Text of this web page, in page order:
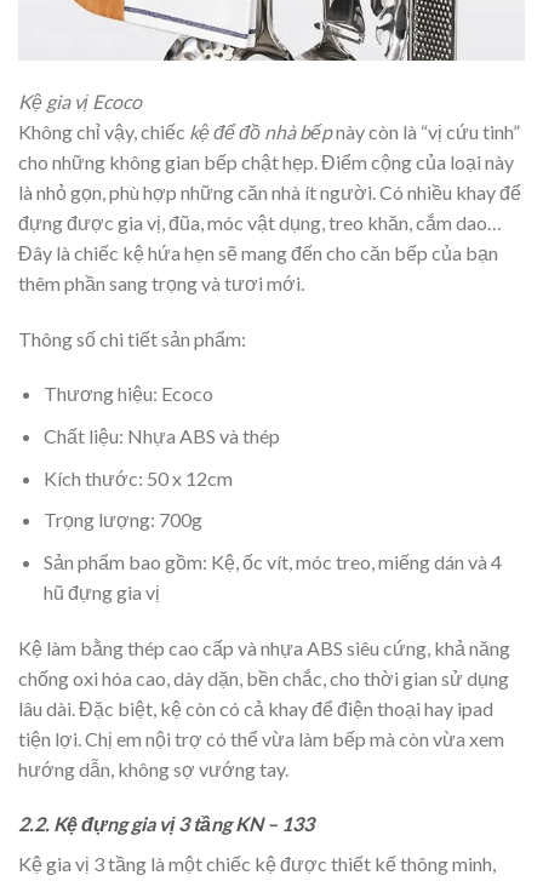
Kệ gia vị Ecoco
Không chỉ vậy, chiếc kệ để đồ nhà bếpnày còn là “vị cứu tinh”
cho những không gian bếp chật hẹp. Điểm cộng của loại này
là nhỏ gọn, phù hợp những căn nhà ít người. Có nhiều khay để
đựng được gia vị, đũa, móc vật dụng, treo khăn, cắm dao…
Đây là chiếc kệ hứa hẹn sẽ mang đến cho căn bếp của bạn
thêm phần sang trọng và tươi mới.
Thông số chi tiết sản phẩm:
Thương hiệu: Ecoco
Chất liệu: Nhựa ABS và thép
Kích thước: 50 x 12cm
Trọng lượng: 700g
Sản phẩm bao gồm: Kệ, ốc vít, móc treo, miếng dán và 4
hũ đựng gia vị
Kệ làm bằng thép cao cấp và nhựa ABS siêu cứng, khả năng
chống oxi hóa cao, dày dặn, bền chắc, cho thời gian sử dụng
lâu dài. Đặc biệt, kệ còn có cả khay để điện thoại hay ipad
tiện lợi. Chị em nội trợ có thể vừa làm bếp mà còn vừa xem
hướng dẫn, không sợ vướng tay.
2.2. Kệ đựng gia vị 3 tầng KN – 133
Kệ gia vị 3 tầng là một chiếc kệ được thiết kế thông minh,